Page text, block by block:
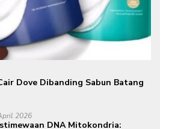
Dove Dibanding Sabun Batang
2026
DNA Mitokondria: